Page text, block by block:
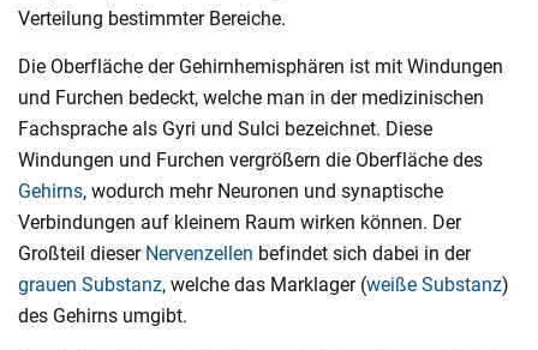
Verteilung bestimmter Bereiche.
Die Oberfläche der Gehirnhemisphären ist mit Windungen
und Furchen bedeckt, welche man in der medizinischen
Fachsprache als Gyri und Sulci bezeichnet. Diese
Windungen und Furchen vergrößern die Oberfläche des
Gehirns, wodurch mehr Neuronen und synaptische
Verbindungen auf kleinem Raum wirken können. Der
Großteil dieser Nervenzellen befindet sich dabei in der
grauen Substanz, welche das Marklager (weiße Substanz)
des Gehirns umgibt.